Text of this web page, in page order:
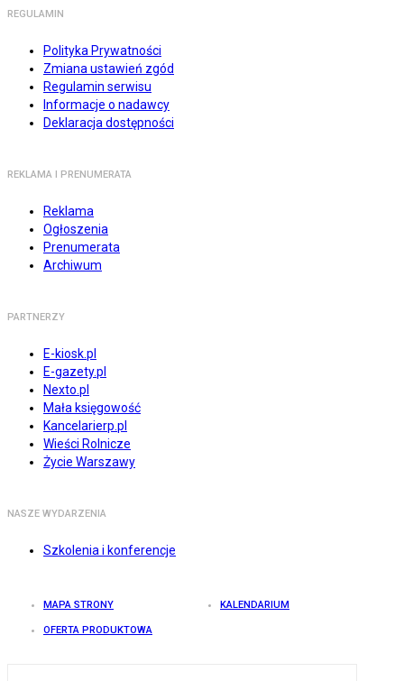
REGULAMIN
Polityka Prywatności
Zmiana ustawień zgód
Regulamin serwisu
Informacje o nadawcy
Deklaracja dostępności
REKLAMA I PRENUMERATA
Reklama
Ogłoszenia
Prenumerata
Archiwum
PARTNERZY
E-kiosk.pl
E-gazety.pl
Nexto.pl
Mała księgowość
Kancelarierp.pl
Wieści Rolnicze
Życie Warszawy
NASZE WYDARZENIA
Szkolenia i konferencje
MAPA STRONY KALENDARIUM
OFERTA PRODUKTOWA